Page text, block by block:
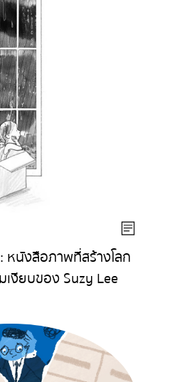
หนังสือภาพที่สร้างโลก
เงียบของ Suzy Lee